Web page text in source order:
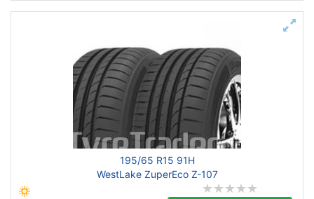
195/65 R15 91H
WestLake ZuperEco Z-107